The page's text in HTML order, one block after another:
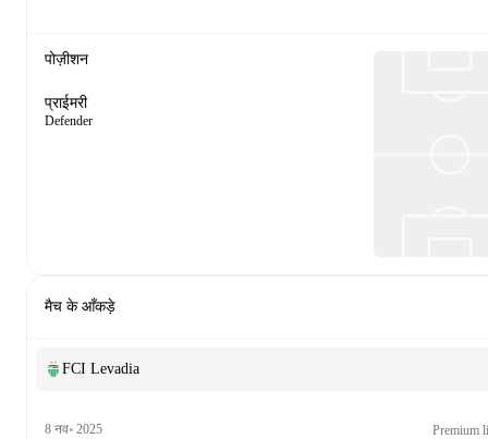
पोज़ीशन
प्राईमरी
Defender
मैच के आँकड़े
FCI Levadia
8 नव॰ 2025
Premium